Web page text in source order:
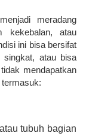
meradang
kekebalan, atau
ini bisa bersifat
singkat, atau bisa
mendapatkan
tubuh bagian